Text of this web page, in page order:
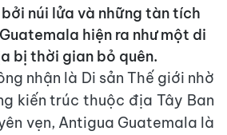
núi lửa và những tàn tích
hiện ra như một di
bị thời gian bỏ quên.
nhận là Di sản Thế giới nhờ
kiến trúc thuộc địa Tây Ban
vẹn, Antigua Guatemala là